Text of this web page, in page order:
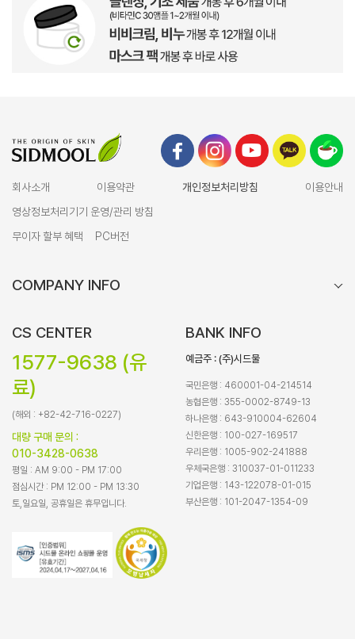
회사소개 이용약관 개인정보처리방침
이용안내
영상정보처리기기 운영/관리 방침
무이자 할부 혜택
PC버전
COMPANY INFO
CS CENTER
1577-9638 (유
료)
(해외 : +82-42-716-0227)
대량 구매 문의 :
010-3428-0638
평일 : AM 9:00 - PM 17:00
점심시간 : PM 12:00 - PM 13:30
토,일요일, 공휴일은 휴무입니다.
BANK INFO
예금주 : (주)시드물
국민은행 : 460001-04-214514
농협은행 : 355-0002-8749-13
하나은행 : 643-910004-62604
신한은행 : 100-027-169517
우리은행 : 1005-902-241888
우체국은행 : 310037-01-011233
기업은행 : 143-122078-01-015
부산은행 : 101-2047-1354-09